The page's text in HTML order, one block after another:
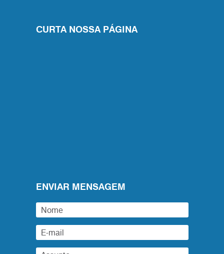
CURTA NOSSA PÁGINA
ENVIAR MENSAGEM